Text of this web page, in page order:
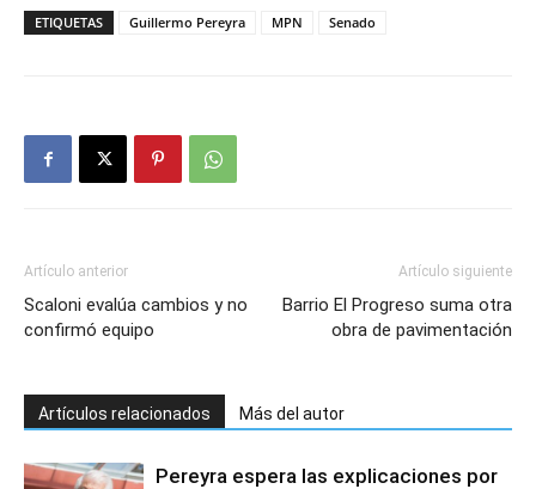
ETIQUETAS Guillermo Pereyra MPN Senado
Artículo anterior
Scaloni evalúa cambios y no
confirmó equipo
Artículo siguiente
Barrio El Progreso suma otra
obra de pavimentación
Artículos relacionados Más del autor
Pereyra espera las explicaciones por